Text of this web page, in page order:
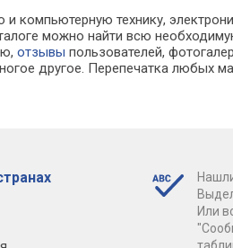
компьютерную технику,
можно найти всю
отзывы пользователей,
другое. Перепечатка любых
Или